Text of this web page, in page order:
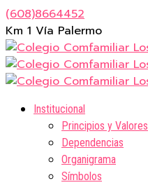
(608)8664452
Km 1 Vía Palermo
Institucional
Principios y Valores
Dependencias
Organigrama
Símbolos